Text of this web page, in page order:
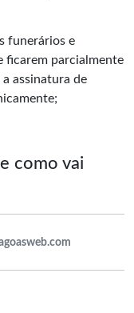
funerários e
ficarem parcialmente
a assinatura de
como vai